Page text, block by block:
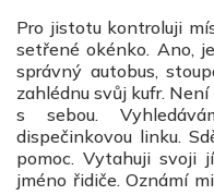
Pro jistotu kontroluji
setřené okénko. Ano,
správný autobus,
zahlédnu svůj kufr.
s sebou.
dispečinkovou linku.
pomoc. Vytahuji svoji
jméno řidiče. Oznámí